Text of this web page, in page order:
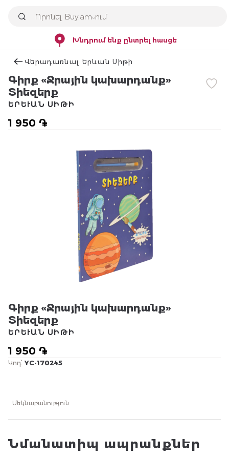
Խնդրում ենք ընտրել հասցե
Վերադառնալ Երևան Սիթի
Գիրք «Ջրային կախարդանք»
Տիեզերք
1 950 ֏
ԵՐԵՒԱՆ ՍԻԹԻ
Գիրք «Ջրային կախարդանք»
Տիեզերք
1 950 ֏
ԵՐԵՒԱՆ ՍԻԹԻ
Կոդ՝ YC-170245
Մեկնաբանություն
Նմանատիպ ապրանքներ